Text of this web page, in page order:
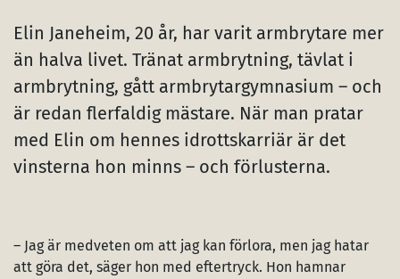
Elin Janeheim, 20 år, har varit armbrytare mer
än halva livet. Tränat armbrytning, tävlat i
armbrytning, gått armbrytargymnasium – och
är redan flerfaldig mästare. När man pratar
med Elin om hennes idrottskarriär är det
vinsterna hon minns – och förlusterna.
– Jag är medveten om att jag kan förlora, men jag hatar
att göra det, säger hon med eftertryck. Hon hamnar